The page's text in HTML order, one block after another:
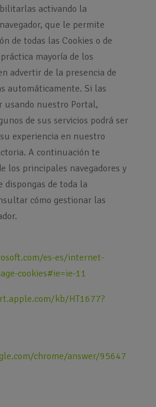
activando la
que le permite
de todas las Cookies o de
mayoría de los
advertir de la presencia de
automáticamente. Si las
usando nuestro Portal,
de sus servicios podrá ser
experiencia en nuestro
A continuación te
los principales navegadores y
dispongas de toda la
cómo gestionar las
es-es/internet-
cookies#ie=ie-11
kb/HT1677?
chrome/answer/95647